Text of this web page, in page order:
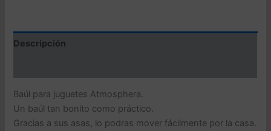
x
38cm
Descripción
Baúl para juguetes Atmosphera.
Un baúl tan bonito como práctico.
Gracias a sus asas, lo podras mover fácilmente por la casa.